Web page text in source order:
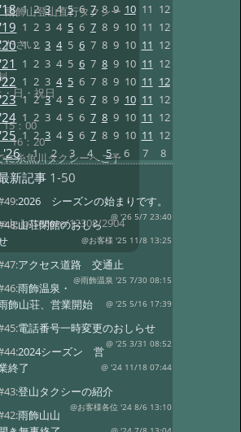
飾山登山直行タクシー
ださい。
日・祝日
：00
16：20
に糸魚川タクシーへご予
secure/12308/2904
'18 1 2 3 4 5 6 7 8 9 10 11 12
'19 1 2 3 4 5 6 7 8 9 10 11 12
'20 1 2 3 4 5 6 7 8 9 10 11 12
'21 1 2 3 4 5 6 7 8 9 10 11 12
'22 1 2 3 4 5 6 7 8 9 10 11 12
'23 1 2 3 4 5 6 7 8 9 10 11 12
'24 1 2 3 4 5 6 7 8 9 10 11 12
'25 1 2 3 4 5 6 7 8 9 10 11 12
'26 1 2 3 4 5 6 7 8
新記事 1-50
2026 シーズンの始まりです。
@ '26 5/7 23:40
山荘閉館のおしら
@お客様 '25 11/8 13:25
アクセス道路 交通止
@雨飾温泉 '25 7/30 08:15
雨飾温泉・
飾山荘、営業開始
@ '25 5/16 17:39
電話番号一時変更のおしらせ
@ '25 3/31 08:52
2024シーズン 営
終了
@ '24 11/18 07:44
登山タクシーの紹介
@お客様各位 '24 8/6 13:10
雨飾山山